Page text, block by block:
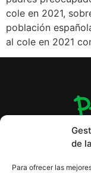
de
Para ofrecer las
cole en 2021,
población
al cole en 2021